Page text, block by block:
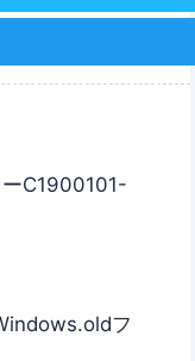
C1900101-
フ